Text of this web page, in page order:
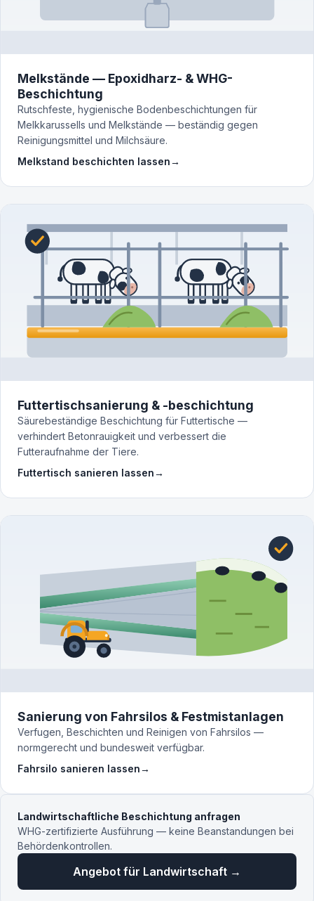
Melkstände — Epoxidharz- & WHG-
Beschichtung
Rutschfeste, hygienische Bodenbeschichtungen für
Melkkarussells und Melkstände — beständig gegen
Reinigungsmittel und Milchsäure.
Melkstand beschichten lassen→
Futtertischsanierung & -beschichtung
Säurebeständige Beschichtung für Futtertische —
verhindert Betonrauigkeit und verbessert die
Futteraufnahme der Tiere.
Futtertisch sanieren lassen→
Sanierung von Fahrsilos & Festmistanlagen
Verfugen, Beschichten und Reinigen von Fahrsilos —
normgerecht und bundesweit verfügbar.
Fahrsilo sanieren lassen→
Landwirtschaftliche Beschichtung anfragen
WHG-zertifizierte Ausführung — keine Beanstandungen bei
Behördenkontrollen.
Angebot für Landwirtschaft →